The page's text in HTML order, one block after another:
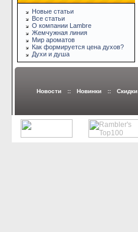
Новые статьи
Все статьи
О компании Lambre
Жемчужная линия
Мир ароматов
Как формируется цена духов?
Духи и душа
Новости :: Новинки :: Скидки